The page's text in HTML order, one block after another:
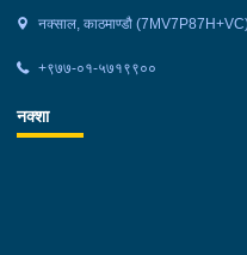
नक्साल, काठमाण्डौ
+९७७-०१-५७१९९००
नक्शा